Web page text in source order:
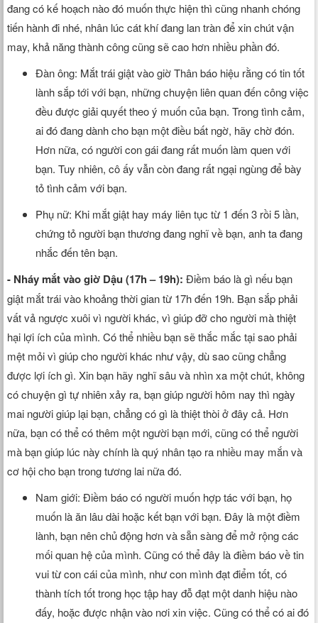
đang có kế hoạch nào đó muốn thực hiện thì cũng nhanh chóng
tiến hành đi nhé, nhân lúc cát khí đang lan tràn để xin chút vận
may, khả năng thành công cũng sẽ cao hơn nhiều phần đó.
Đàn ông: Mắt trái giật vào giờ Thân báo hiệu rằng có tin tốt
lành sắp tới với bạn, những chuyện liên quan đến công việc
đều được giải quyết theo ý muốn của bạn. Trong tình cảm,
ai đó đang dành cho bạn một điều bất ngờ, hãy chờ đón.
Hơn nữa, có người con gái đang rất muốn làm quen với
bạn. Tuy nhiên, cô ấy vẫn còn đang rất ngại ngùng để bày
tỏ tình cảm với bạn.
Phụ nữ: Khi mắt giật hay máy liên tục từ 1 đến 3 rồi 5 lần,
chứng tỏ người bạn thương đang nghĩ về bạn, anh ta đang
nhắc đến tên bạn.
- Nháy mắt vào giờ Dậu (17h – 19h): Điềm báo là gì nếu bạn
giật mắt trái vào khoảng thời gian từ 17h đến 19h. Bạn sắp phải
vất vả ngược xuôi vì người khác, vì giúp đỡ cho người mà thiệt
hại lợi ích của mình. Có thể nhiều bạn sẽ thắc mắc tại sao phải
mệt mỏi vì giúp cho người khác như vậy, dù sao cũng chẳng
được lợi ích gì. Xin bạn hãy nghĩ sâu và nhìn xa một chút, không
có chuyện gì tự nhiên xảy ra, bạn giúp người hôm nay thì ngày
mai người giúp lại bạn, chẳng có gì là thiệt thòi ở đây cả. Hơn
nữa, bạn có thể có thêm một người bạn mới, cũng có thể người
mà bạn giúp lúc này chính là quý nhân tạo ra nhiều may mắn và
cơ hội cho bạn trong tương lai nữa đó.
Nam giới: Điềm báo có người muốn hợp tác với bạn, họ
muốn là ăn lâu dài hoặc kết bạn với bạn. Đây là một điềm
lành, bạn nên chủ động hơn và sẵn sàng để mở rộng các
mối quan hệ của mình. Cũng có thể đây là điềm báo về tin
vui từ con cái của mình, như con mình đạt điểm tốt, có
thành tích tốt trong học tập hay đỗ đạt một danh hiệu nào
đấy, hoặc được nhận vào nơi xin việc. Cũng có thể có ai đó